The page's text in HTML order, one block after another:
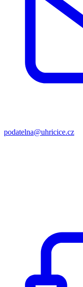
podatelna@uhricice.cz